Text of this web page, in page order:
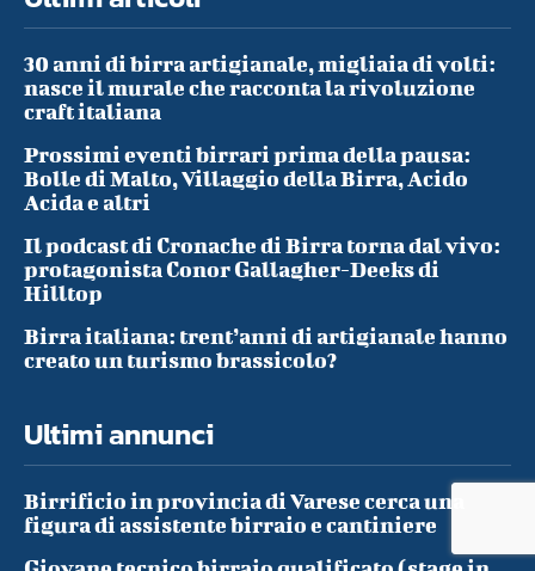
30 anni di birra artigianale, migliaia di volti:
nasce il murale che racconta la rivoluzione
craft italiana
Prossimi eventi birrari prima della pausa:
Bolle di Malto, Villaggio della Birra, Acido
Acida e altri
Il podcast di Cronache di Birra torna dal vivo:
protagonista Conor Gallagher-Deeks di
Hilltop
Birra italiana: trent’anni di artigianale hanno
creato un turismo brassicolo?
Ultimi annunci
Birrificio in provincia di Varese cerca una
figura di assistente birraio e cantiniere